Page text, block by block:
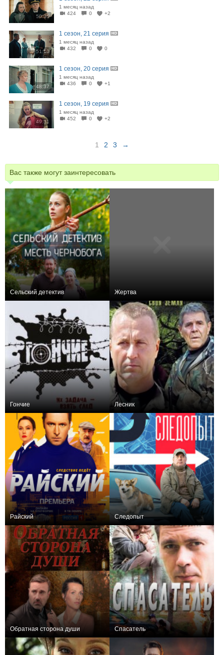
50:35
1 месяц назад
424
0 +2
51:10
1 сезон, 21 серия
1 месяц назад
432
0 0
48:37
1 сезон, 20 серия
1 месяц назад
436
0 +1
49:31
1 сезон, 19 серия
1 месяц назад
452
0 +2
1 2 3 →
Вас также могут заинтересовать
Сельский детектив Жертва
Гончие Лесник
Райский Следопыт
Обратная сторона души Спасатель